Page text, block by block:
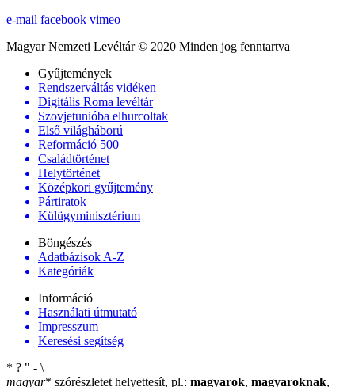
e-mail facebook vimeo
Magyar Nemzeti Levéltár © 2020 Minden jog fenntartva
Gyűjtemények
Rendszerváltás vidéken
Digitális Roma levéltár
Szovjetunióba elhurcoltak
Első világháború
Reformáció 500
Családtörténet
Helytörténet
Középkori gyűjtemény
Pártiratok
Külügyminisztérium
Böngészés
Adatbázisok A-Z
Kategóriák
Információ
Használati útmutató
Impresszum
Keresési segítség
* ? " - \
magyar* szórészletet helyettesít, pl.: magyarok, magyaroknak,